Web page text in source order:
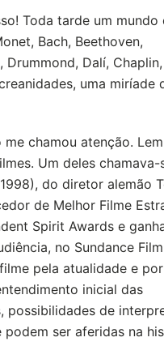
Toda tarde um mundo
Bach, Beethoven,
Drummond, Dalí,
uma miríade
me chamou atenção.
Um deles chamava-
do diretor alemão
de Melhor Filme
Spirit Awards e
no Sundance
pela atualidade e
inicial das
possibilidades de
podem ser aferidas na